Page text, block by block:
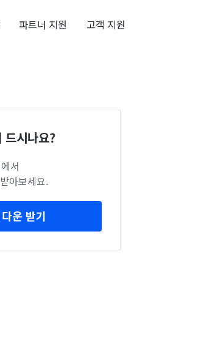
파트너 지원 고객 지원
드시나요?
서
아보세요.
운 받기